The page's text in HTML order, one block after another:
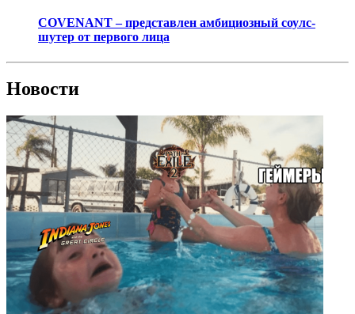
COVENANT – представлен амбициозный соулс-
шутер от первого лица
Новости